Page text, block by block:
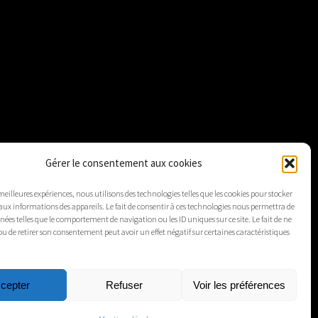
Gérer le consentement aux cookies
expériences, nous utilisons des technologies telles que les cookies pour stocker
informations des appareils. Le fait de consentir à ces technologies nous permettra de
telles que le comportement de navigation ou les ID uniques sur ce site. Le fait de ne
de retirer son consentement peut avoir un effet négatif sur certaines caractéristiques
Refuser Voir les préférences